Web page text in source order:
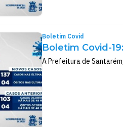
Boletim Covid
Boletim Covid-
A Prefeitura de